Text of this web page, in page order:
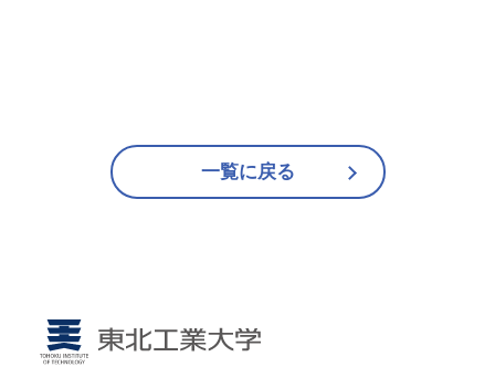
一覧に戻る